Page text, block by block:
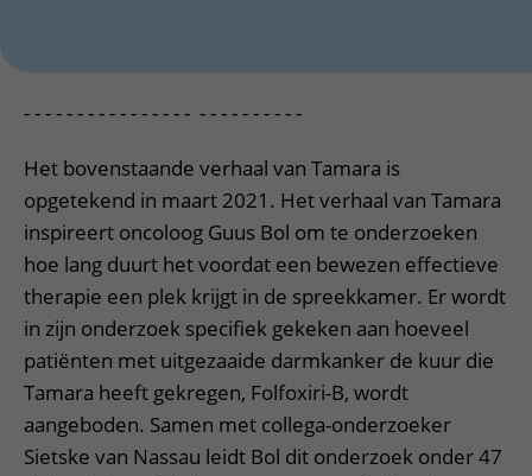
- - - - - - - - - - - - - - - - - - - - - - - - - -
Het bovenstaande verhaal van Tamara is
opgetekend in maart 2021. Het verhaal van Tamara
inspireert oncoloog Guus Bol om te onderzoeken
hoe lang duurt het voordat een bewezen effectieve
therapie een plek krijgt in de spreekkamer. Er wordt
in zijn onderzoek specifiek gekeken aan hoeveel
patiënten met uitgezaaide darmkanker de kuur die
Tamara heeft gekregen, Folfoxiri-B, wordt
aangeboden. Samen met collega-onderzoeker
Sietske van Nassau leidt Bol dit onderzoek onder 47